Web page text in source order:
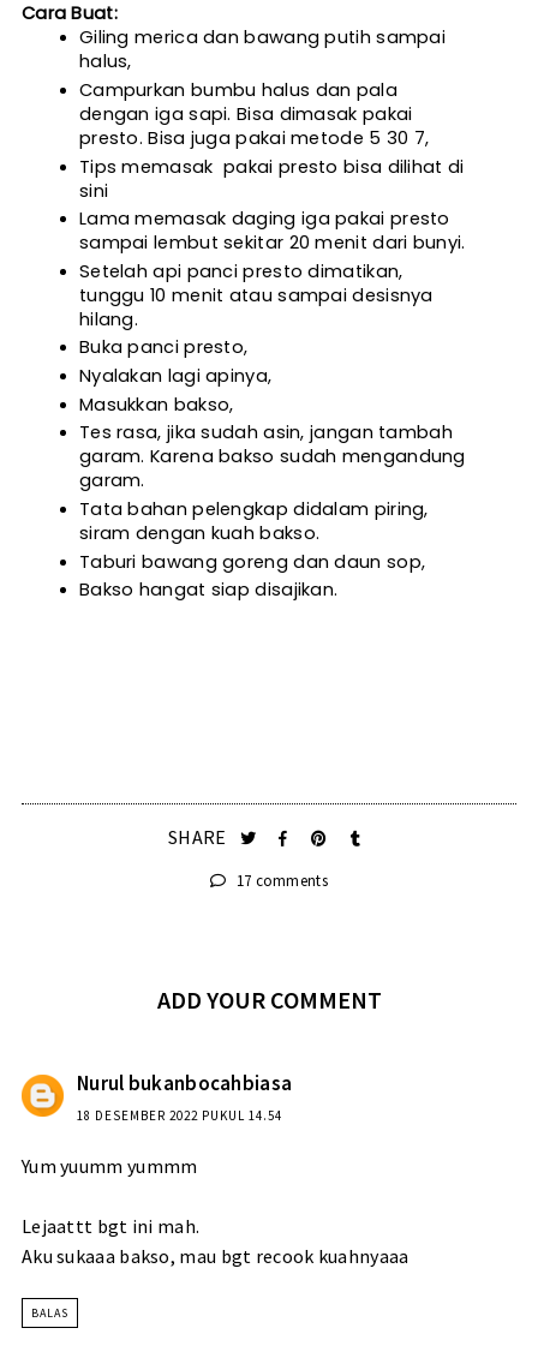
Cara Buat:
Giling merica dan bawang putih sampai
halus,
Campurkan bumbu halus dan pala
dengan iga sapi. Bisa dimasak pakai
presto. Bisa juga pakai metode 5 30 7,
Tips memasak  pakai presto bisa dilihat di
sini
Lama memasak daging iga pakai presto
sampai lembut sekitar 20 menit dari bunyi.
Setelah api panci presto dimatikan,
tunggu 10 menit atau sampai desisnya
hilang.
Buka panci presto,
Nyalakan lagi apinya,
Masukkan bakso,
Tes rasa, jika sudah asin, jangan tambah
garam. Karena bakso sudah mengandung
garam.
Tata bahan pelengkap didalam piring,
siram dengan kuah bakso.
Taburi bawang goreng dan daun sop,
Bakso hangat siap disajikan.
SHARE
17 comments
ADD YOUR COMMENT
Nurul bukanbocahbiasa
18 DESEMBER 2022 PUKUL 14.54
Yum yuumm yummm
Lejaattt bgt ini mah.
Aku sukaaa bakso, mau bgt recook kuahnyaaa
BALAS